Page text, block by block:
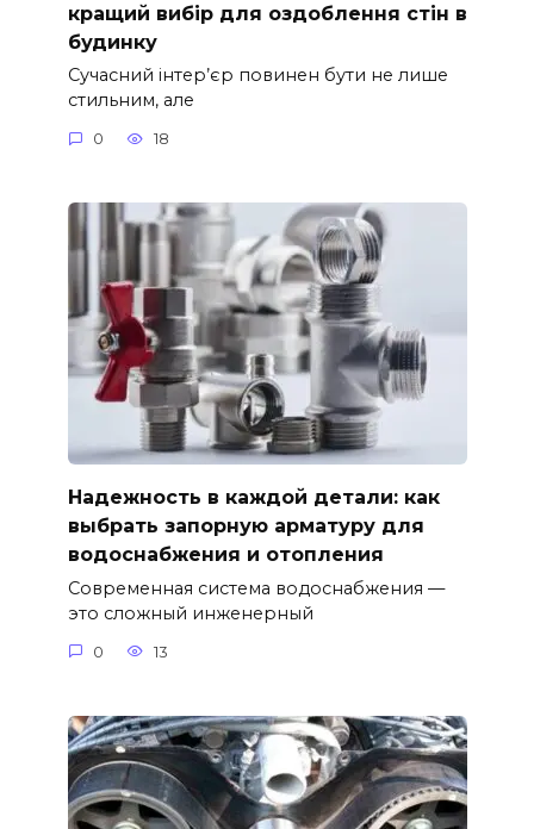
кращий вибір для оздоблення стін в
будинку
Сучасний інтер’єр повинен бути не лише
стильним, але
0 18
Надежность в каждой детали: как
выбрать запорную арматуру для
водоснабжения и отопления
Современная система водоснабжения —
это сложный инженерный
0 13